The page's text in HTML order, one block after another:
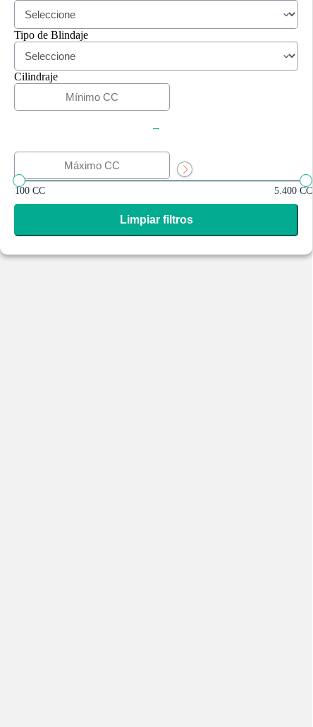
Tipo de Blindaje
Cilindraje
-
100 CC 5.400 CC
Limpiar filtros